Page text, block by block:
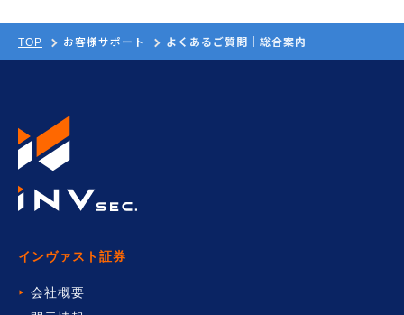
TOP お客様サポート よくあるご質問｜総合案内
インヴァスト証券
会社概要